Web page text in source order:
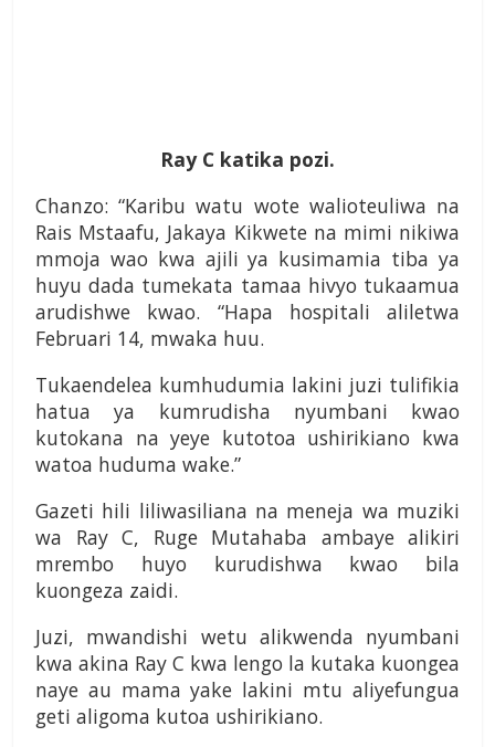
Ray C katika pozi.
Chanzo: “Karibu watu wote walioteuliwa na
Rais Mstaafu, Jakaya Kikwete na mimi nikiwa
mmoja wao kwa ajili ya kusimamia tiba ya
huyu dada tumekata tamaa hivyo tukaamua
arudishwe kwao. “Hapa hospitali aliletwa
Februari 14, mwaka huu.
Tukaendelea kumhudumia lakini juzi tulifikia
hatua ya kumrudisha nyumbani kwao
kutokana na yeye kutotoa ushirikiano kwa
watoa huduma wake.”
Gazeti hili liliwasiliana na meneja wa muziki
wa Ray C, Ruge Mutahaba ambaye alikiri
mrembo huyo kurudishwa kwao bila
kuongeza zaidi.
Juzi, mwandishi wetu alikwenda nyumbani
kwa akina Ray C kwa lengo la kutaka kuongea
naye au mama yake lakini mtu aliyefungua
geti aligoma kutoa ushirikiano.